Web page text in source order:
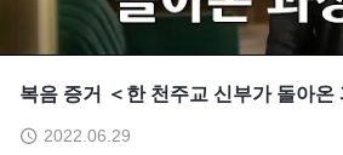
복음 증거 ＜한 천주교 신부가 돌아온
2022.06.29